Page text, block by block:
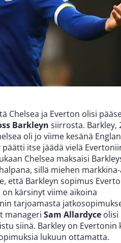
Chelsea ja Everton olisi
Barkleyn siirrosta. Barkley,
oli jo viime kesänä
itse jäädä vielä
Chelsea maksaisi
sillä miehen
että Barkleyn sopimus
kärsinyt viime aikoina
tarjoamasta
manageri Sam Allardyce
siinä. Barkley on Evertonin
lukuun ottamatta.